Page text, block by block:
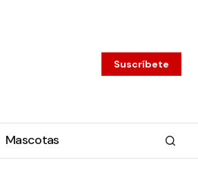
Suscríbete
Mascotas